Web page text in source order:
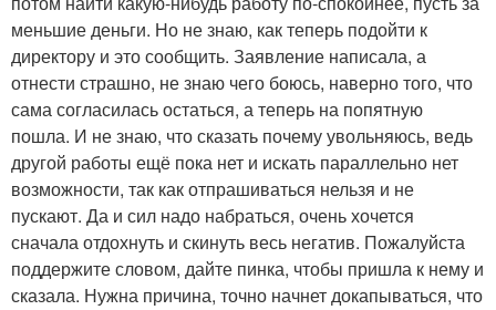
меньшие деньги. Но не знаю, как теперь подойти к
директору и это сообщить. Заявление написала, а
отнести страшно, не знаю чего боюсь, наверно того, что
сама согласилась остаться, а теперь на попятную
пошла. И не знаю, что сказать почему увольняюсь, ведь
другой работы ещё пока нет и искать параллельно нет
возможности, так как отпрашиваться нельзя и не
пускают. Да и сил надо набраться, очень хочется
сначала отдохнуть и скинуть весь негатив. Пожалуйста
поддержите словом, дайте пинка, чтобы пришла к нему и
сказала. Нужна причина, точно начнет докапываться, что